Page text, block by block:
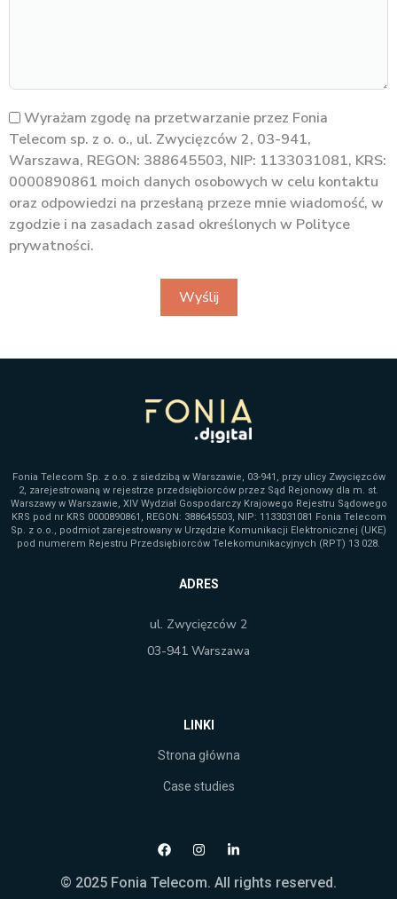
Wyrażam zgodę na przetwarzanie przez Fonia
Telecom sp. z o. o., ul. Zwycięzców 2, 03-941,
Warszawa, REGON: 388645503, NIP: 1133031081, KRS:
0000890861 moich danych osobowych w celu kontaktu
oraz odpowiedzi na przesłaną przeze mnie wiadomość, w
zgodzie i na zasadach zasad określonych w Polityce
prywatności.
Wyślij
Fonia Telecom Sp. z o.o. z siedzibą w Warszawie, 03-941, przy ulicy Zwycięzców
2, zarejestrowaną w rejestrze przedsiębiorców przez Sąd Rejonowy dla m. st.
Warszawy w Warszawie, XIV Wydział Gospodarczy Krajowego Rejestru Sądowego
KRS pod nr KRS 0000890861, REGON: 388645503, NIP: 1133031081 Fonia Telecom
Sp. z o.o., podmiot zarejestrowany w Urzędzie Komunikacji Elektronicznej (UKE)
pod numerem Rejestru Przedsiębiorców Telekomunikacyjnych (RPT) 13 028.
ADRES
ul. Zwycięzców 2
03-941 Warszawa
LINKI
Strona główna
Case studies
© 2025 Fonia Telecom. All rights reserved.